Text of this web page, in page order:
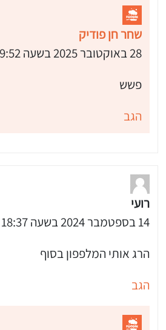
שחר חן פודיק
28 באוקטובר 2025 בשעה 9:52
פשש
הגב
רועי
14 בספטמבר 2024 בשעה 18:37
הרג אותי המלפפון בסוף
הגב